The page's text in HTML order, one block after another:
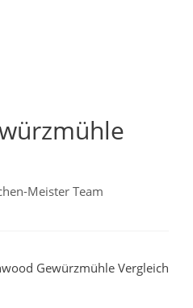
Meister Team
Gewürzmühle Vergleich